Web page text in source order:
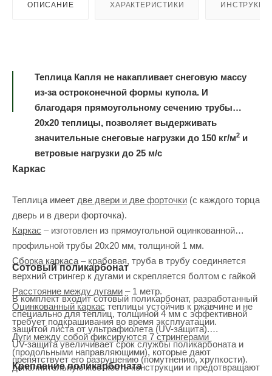
ОПИСАНИЕ ХАРАКТЕРИСТИКИ
Теплица Капля не накапливает снеговую массу
из-за остроконечной формы купола. И
благодаря прямоугольному сечению трубы
20х20 теплицы, позволяет выдерживать
значительные снеговые нагрузки до 150 кг/м2 и
ветровые нагрузки до 25 м/с
Каркас
Теплица имеет две двери и две форточки (с каждого торца
дверь и в двери форточка).
Каркас – изготовлен из прямоугольной оцинкованной
профильной трубы 20х20 мм, толщиной 1 мм.
Сборка каркаса – крабовая, труба в трубу соединяется
верхний стрингер к дугами и скрепляется болтом с гайкой
Расстояние между дугами – 1 метр.
Оцинкованный каркас теплицы устойчив к ржавчине и не
требует подкрашивания во время эксплуатации.
Дуги между собой фиксируются 7 стрингерами
(продольными направляющими), которые дают
дополнительную жесткость конструкции и предотвращают
Сотовый поликарбонат
В комплект входит сотовый поликарбонат, разработанный
специально для теплиц, толщиной 4 мм с эффективной
защитой листа от ультрафиолета (UV-защита).
UV-защита увеличивает срок службы поликарбоната и
препятствует его разрушению (помутнению, хрупкости).
Крепление поликарбоната